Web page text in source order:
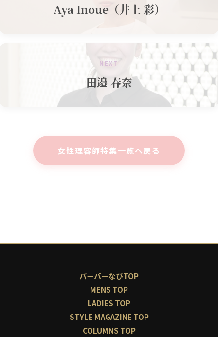
Aya Inoue（井上 彩）
NEXT
田邉 春奈
女性理容師特集一覧へ戻る
バーバーなびTOP
MENS TOP
LADIES TOP
STYLE MAGAZINE TOP
COLUMNS TOP